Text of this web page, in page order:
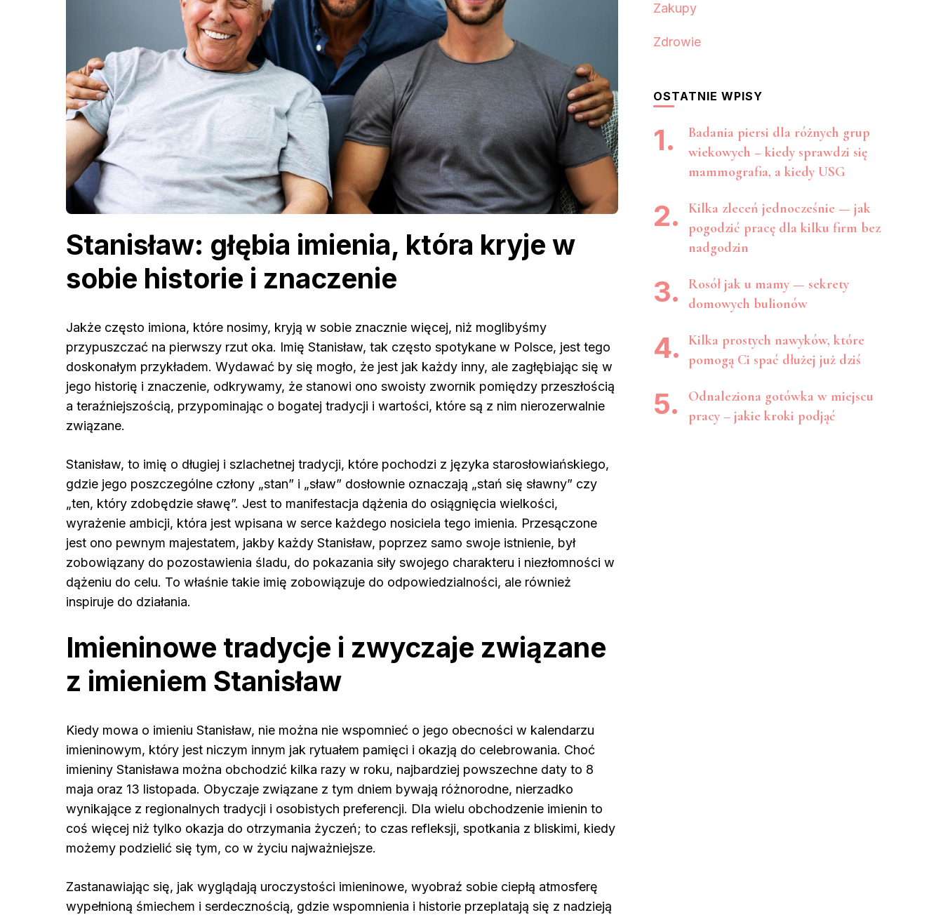
Stanisław: głębia imienia, która kryje w
sobie historie i znaczenie
Jakże często imiona, które nosimy, kryją w sobie znacznie więcej, niż moglibyśmy
przypuszczać na pierwszy rzut oka. Imię Stanisław, tak często spotykane w Polsce, jest tego
doskonałym przykładem. Wydawać by się mogło, że jest jak każdy inny, ale zagłębiając się w
jego historię i znaczenie, odkrywamy, że stanowi ono swoisty zwornik pomiędzy przeszłością
a teraźniejszością, przypominając o bogatej tradycji i wartości, które są z nim nierozerwalnie
związane.
Stanisław, to imię o długiej i szlachetnej tradycji, które pochodzi z języka starosłowiańskiego,
gdzie jego poszczególne człony „stan” i „sław” dosłownie oznaczają „stań się sławny” czy
„ten, który zdobędzie sławę”. Jest to manifestacja dążenia do osiągnięcia wielkości,
wyrażenie ambicji, która jest wpisana w serce każdego nosiciela tego imienia. Przesączone
jest ono pewnym majestatem, jakby każdy Stanisław, poprzez samo swoje istnienie, był
zobowiązany do pozostawienia śladu, do pokazania siły swojego charakteru i niezłomności w
dążeniu do celu. To właśnie takie imię zobowiązuje do odpowiedzialności, ale również
inspiruje do działania.
Imieninowe tradycje i zwyczaje związane
z imieniem Stanisław
Kiedy mowa o imieniu Stanisław, nie można nie wspomnieć o jego obecności w kalendarzu
imieninowym, który jest niczym innym jak rytuałem pamięci i okazją do celebrowania. Choć
imieniny Stanisława można obchodzić kilka razy w roku, najbardziej powszechne daty to 8
maja oraz 13 listopada. Obyczaje związane z tym dniem bywają różnorodne, nierzadko
wynikające z regionalnych tradycji i osobistych preferencji. Dla wielu obchodzenie imienin to
coś więcej niż tylko okazja do otrzymania życzeń; to czas refleksji, spotkania z bliskimi, kiedy
możemy podzielić się tym, co w życiu najważniejsze.
Zastanawiając się, jak wyglądają uroczystości imieninowe, wyobraź sobie ciepłą atmosferę
wypełnioną śmiechem i serdecznością, gdzie wspomnienia i historie przeplatają się z nadzieją
Zakupy
Zdrowie
OSTATNIE WPISY
Badania piersi dla różnych grup
wiekowych – kiedy sprawdzi się
mammografia, a kiedy USG
Kilka zleceń jednocześnie — jak
pogodzić pracę dla kilku firm bez
nadgodzin
Rosół jak u mamy — sekrety
domowych bulionów
Kilka prostych nawyków, które
pomogą Ci spać dłużej już dziś
Odnaleziona gotówka w miejscu
pracy – jakie kroki podjąć